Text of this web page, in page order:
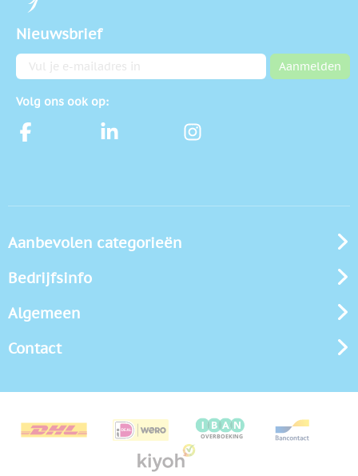
Nieuwsbrief
E-mailadres Aanmelden
Volg ons ook op:
Aanbevolen categorieën
Bedrijfsinfo
Algemeen
Contact